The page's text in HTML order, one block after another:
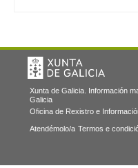
Xunta de Galicia. Información
Galicia
Oficina de Rexistro e
Atendémolo/a Termos e